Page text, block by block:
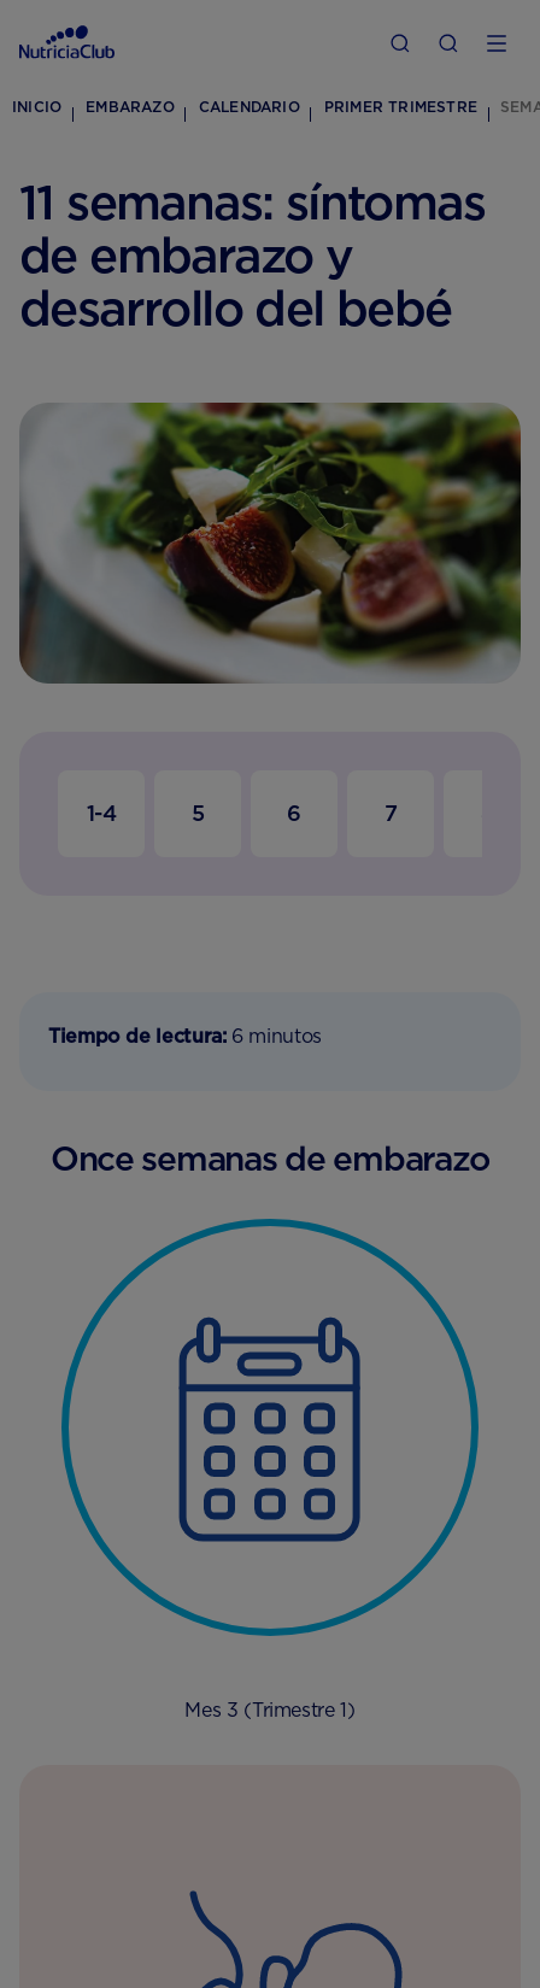
INICIO EMBARAZO CALENDARIO PRIMER TRIMESTRE
11 semanas: síntomas
de embarazo y
desarrollo del bebé
1-4 5 6 7
Tiempo de lectura: 6 minutos
Once semanas de embarazo
Mes 3 (Trimestre 1)